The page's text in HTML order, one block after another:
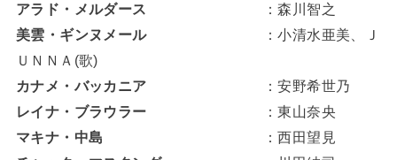
アラド・メルダース
：森川智之
美雲・ギンヌメール
：小清水亜美、Ｊ
ＵＮＮＡ(歌)
カナメ・バッカニア
：安野希世乃
レイナ・ブラウラー
：東山奈央
マキナ・中島
：西田望見